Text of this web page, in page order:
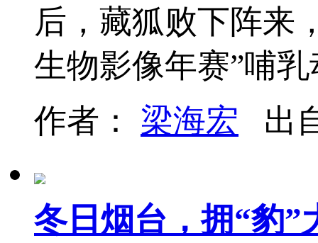
后，藏狐败下阵来
生物影像年赛”哺
作者： 梁海宏 出
冬日烟台，拥“豹”